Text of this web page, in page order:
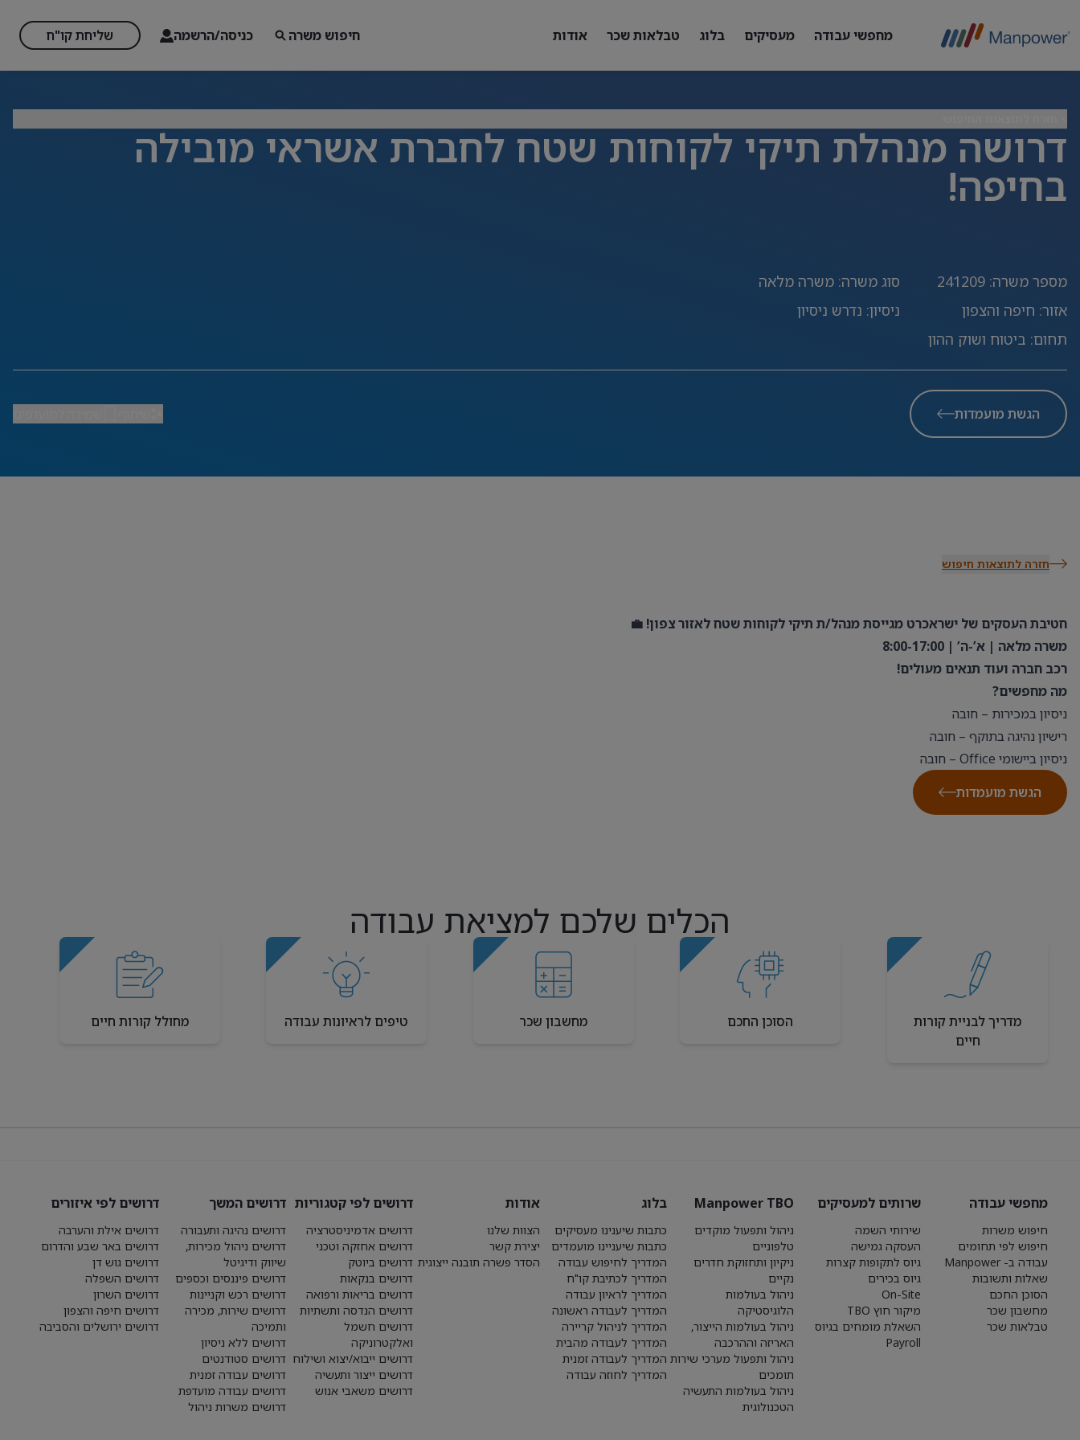
מחפשי עבודה מעסיקים בלוג טבלאות שכר אודות חיפוש משרה כניסה/הרשמה שליחת קו"ח
דרושה מנהלת תיקי לקוחות שטח לחברת אשראי מובילה
בחיפה!
מספר משרה:
241209 סוג משרה: משרה מלאה
אזור: חיפה והצפון ניסיון: נדרש ניסיון
תחום: ביטוח ושוק ההון
הגשת מועמדות
חזרה לתוצאות חיפוש
חטיבת העסקים של ישראכרט מגייסת מנהל/ת תיקי לקוחות שטח לאזור צפון! 💼
משרה מלאה | א’-ה’ | 8:00-17:00
רכב חברה ועוד תנאים מעולים!
מה מחפשים?
ניסיון במכירות – חובה
רישיון נהיגה בתוקף – חובה
ניסיון ביישומי Office – חובה
הגשת מועמדות
הכלים שלכם למציאת עבודה
מדריך לבניית קורות
חיים
הסוכן החכם מחשבון שכר טיפים לראיונות עבודה מחולל קורות חיים
מחפשי עבודה
חיפוש משרות
חיפוש לפי תחומים
עבודה ב- Manpower
שאלות ותשובות
הסוכן החכם
מחשבון שכר
טבלאות שכר
שרותים למעסיקים
שירותי השמה
העסקה גמישה
גיוס לתקופות קצרות
גיוס בכירים
On-Site
מיקור חוץ TBO
השאלת מומחים בגיוס
Payroll
Manpower TBO
ניהול ותפעול מוקדים
טלפוניים
ניקיון ותחזוקת חדרים
נקיים
ניהול בעולמות
הלוגיסטיקה
ניהול בעולמות הייצור,
האריזה וההרכבה
ניהול ותפעול מערכי שירות
תומכים
ניהול בעולמות התעשיה
הטכנולוגית
בלוג
כתבות שיענינו מעסיקים
כתבות שיעניינו מועמדים
המדריך לחיפוש עבודה
המדריך לכתיבת קו"ח
המדריך לראיון עבודה
המדריך לעבודה ראשונה
המדריך לניהול קריירה
המדריך לעבודה מהבית
המדריך לעבודה זמנית
המדריך לחוזה עבודה
אודות
הצוות שלנו
יצירת קשר
הסדר פשרה תובנה ייצוגית
דרושים לפי קטגוריות
דרושים אדמיניסטרציה
דרושים אחזקה וטכני
דרושים ביוטק
דרושים בנקאות
דרושים בריאות ורפואה
דרושים הנדסה ותשתיות
דרושים חשמל
ואלקטרוניקה
דרושים ייבוא/יצוא ושילוח
דרושים ייצור ותעשיה
דרושים משאבי אנוש
דרושים המשך
דרושים נהיגה ותעבורה
דרושים ניהול מכירות,
שיווק ודיגיטל
דרושים פיננסים וכספים
דרושים רכש וקניינות
דרושים שירות, מכירה
ותמיכה
דרושים ללא ניסיון
דרושים סטודנטים
דרושים עבודה זמנית
דרושים עבודה מועדפת
דרושים משרות ניהול
דרושים לפי איזורים
דרושים אילת והערבה
דרושים באר שבע והדרום
דרושים גוש דן
דרושים השפלה
דרושים השרון
דרושים חיפה והצפון
דרושים ירושלים והסביבה